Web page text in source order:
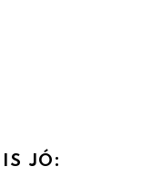
JÓ: